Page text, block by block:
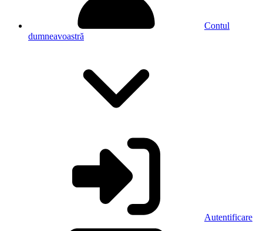
Contul
dumneavoastră
Autentificare